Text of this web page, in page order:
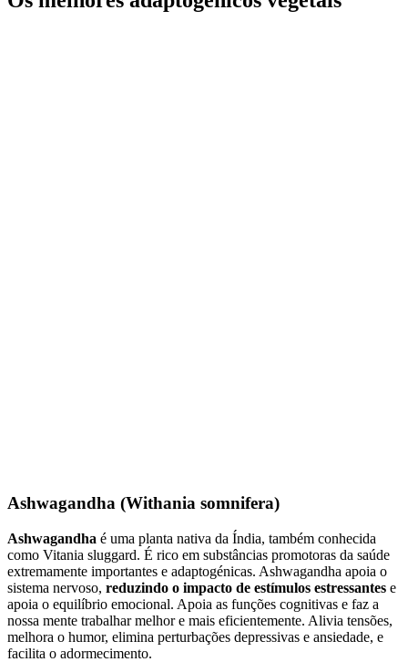
Ashwagandha (Withania somnifera)
Ashwagandha é uma planta nativa da Índia, também conhecida
como Vitania sluggard. É rico em substâncias promotoras da saúde
extremamente importantes e adaptogénicas. Ashwagandha apoia o
sistema nervoso, reduzindo o impacto de estímulos estressantes e
apoia o equilíbrio emocional. Apoia as funções cognitivas e faz a
nossa mente trabalhar melhor e mais eficientemente. Alivia tensões,
melhora o humor, elimina perturbações depressivas e ansiedade, e
facilita o adormecimento.